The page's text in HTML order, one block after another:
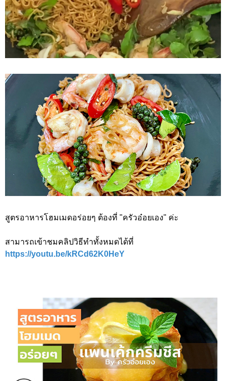
สูตรอาหารโฮมเมดอร่อยๆ ต้องที่ "ครัวอ๋อยเอง" ค่ะ
สามารถเข้าชมคลิปวิธีทำทั้งหมดได้ที่
https://youtu.be/kRCd62K0HeY